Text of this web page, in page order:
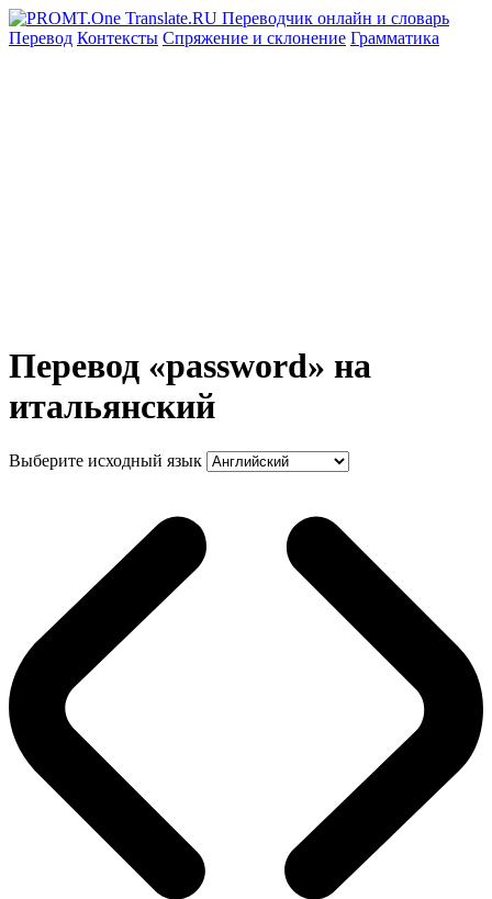
Перевод Контексты Спряжение и склонение Грамматика
Перевод «password» на
итальянский
Выберите исходный язык